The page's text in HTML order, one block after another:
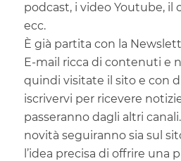
podcast, i video Youtube, il
ecc.
È già partita con la
E-mail ricca di contenuti e
quindi visitate il sito e con
iscrivervi per ricevere
passeranno dagli altri
novità seguiranno sia sul
l’idea precisa di offrire una